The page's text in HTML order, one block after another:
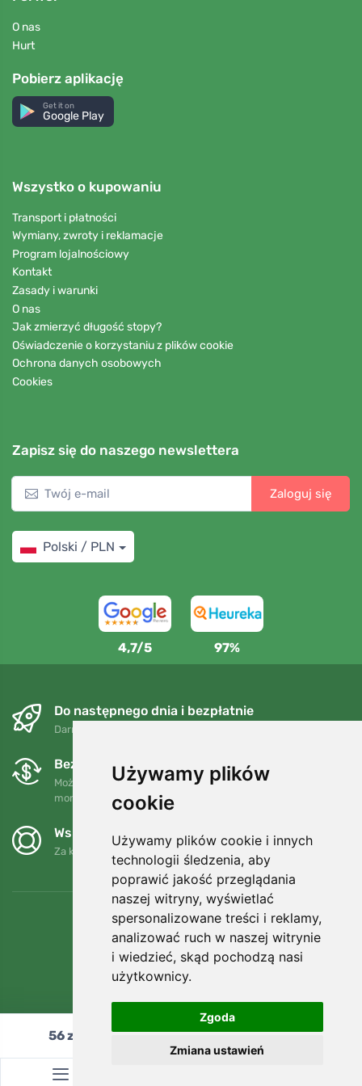
Używamy plików
cookie
Używamy plików cookie i innych
technologii śledzenia, aby
poprawić jakość przeglądania
naszej witryny, wyświetlać
spersonalizowane treści i reklamy,
analizować ruch w naszej witrynie
i wiedzieć, skąd pochodzą nasi
użytkownicy.
Zgoda
Zmiana ustawień
O nas
Hurt
Pobierz aplikację
Get it on
Google Play
Wszystko o kupowaniu
Transport i płatności
Wymiany, zwroty i reklamacje
Program lojalnościowy
Kontakt
Zasady i warunki
O nas
Jak zmierzyć długość stopy?
Oświadczenie o korzystaniu z plików cookie
Ochrona danych osobowych
Cookies
Zapisz się do naszego newslettera
Zaloguj się
Polski / PLN
4,7/5 97%
Do następnego dnia i bezpłatnie
Darmowa wysyłka dla zamówień powyżej 250 PLN
Bezpłatne wymiany i zwroty
Możesz zwrócić lub wymienić swoje zamówienie w dowolnym
momencie w ciągu 90 dni.
Wspieramy Trees.org
Za każde zamówienie sadzimy drzewo! Czytaj więcej
56zł Dodaj do koszyka